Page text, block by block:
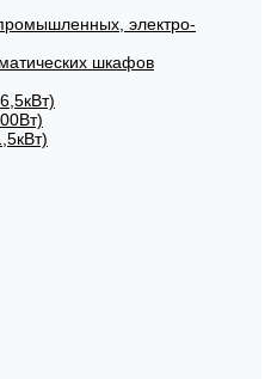
электро-
шкафов